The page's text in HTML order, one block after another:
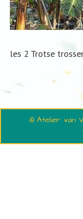
les 2 Trotse
© Atelier van